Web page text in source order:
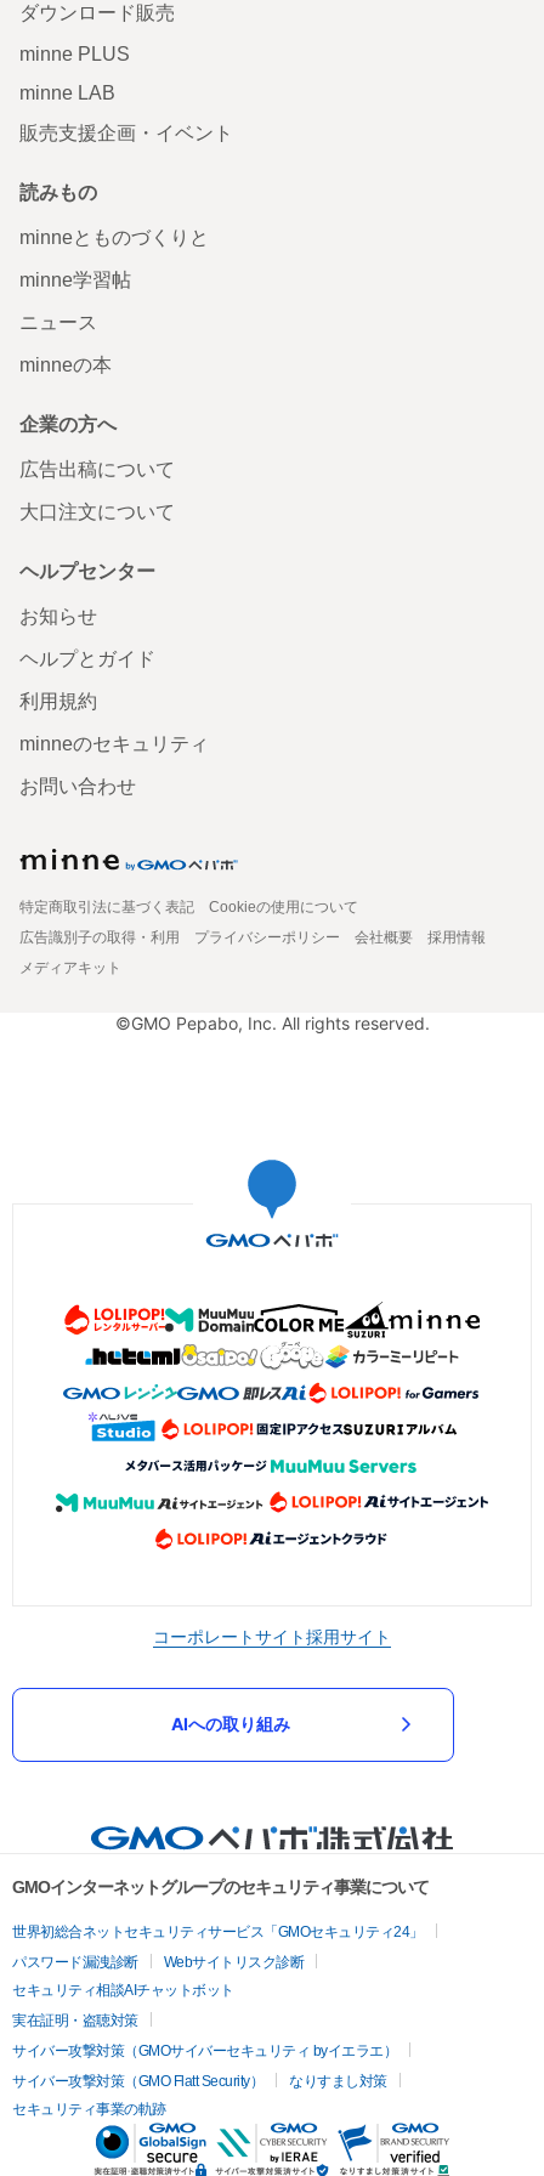
ダウンロード販売
minne PLUS
minne LAB
販売支援企画・イベント
読みもの
minneとものづくりと
minne学習帖
ニュース
minneの本
企業の方へ
広告出稿について
大口注文について
ヘルプセンター
お知らせ
ヘルプとガイド
利用規約
minneのセキュリティ
お問い合わせ
特定商取引法に基づく表記
Cookieの使用について
広告識別子の取得・利用
プライバシーポリシー 会社概要
採用情報
メディアキット
©GMO Pepabo, Inc. All rights reserved.
コーポレートサイト採用サイト
AIへの取り組み
GMOインターネットグループのセキュリティ事業について
世界初総合ネットセキュリティサービス「GMOセキュリティ24」
パスワード漏洩診断
Webサイトリスク診断
セキュリティ相談AIチャットボット
実在証明・盗聴対策
サイバー攻撃対策（GMOサイバーセキュリティ byイエラエ）
サイバー攻撃対策（GMO Flatt Security）
なりすまし対策
セキュリティ事業の軌跡